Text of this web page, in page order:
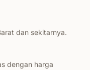
dan sekitarnya.
dengan harga